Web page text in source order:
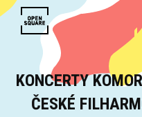
KONCERTY
ČESKÉ